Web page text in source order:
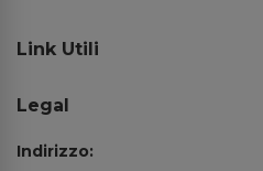
Link Utili
Legal
Indirizzo: